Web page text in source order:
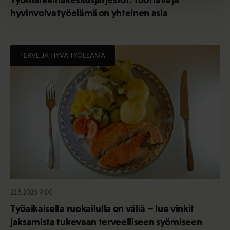
hyvinvoiva työelämä on yhteinen asia
TERVE JA HYVÄ TYÖELÄMÄ
22.5.2026 9:00
Työaikaisella ruokailulla on väliä – lue vinkit
jaksamista tukevaan terveelliseen syömiseen